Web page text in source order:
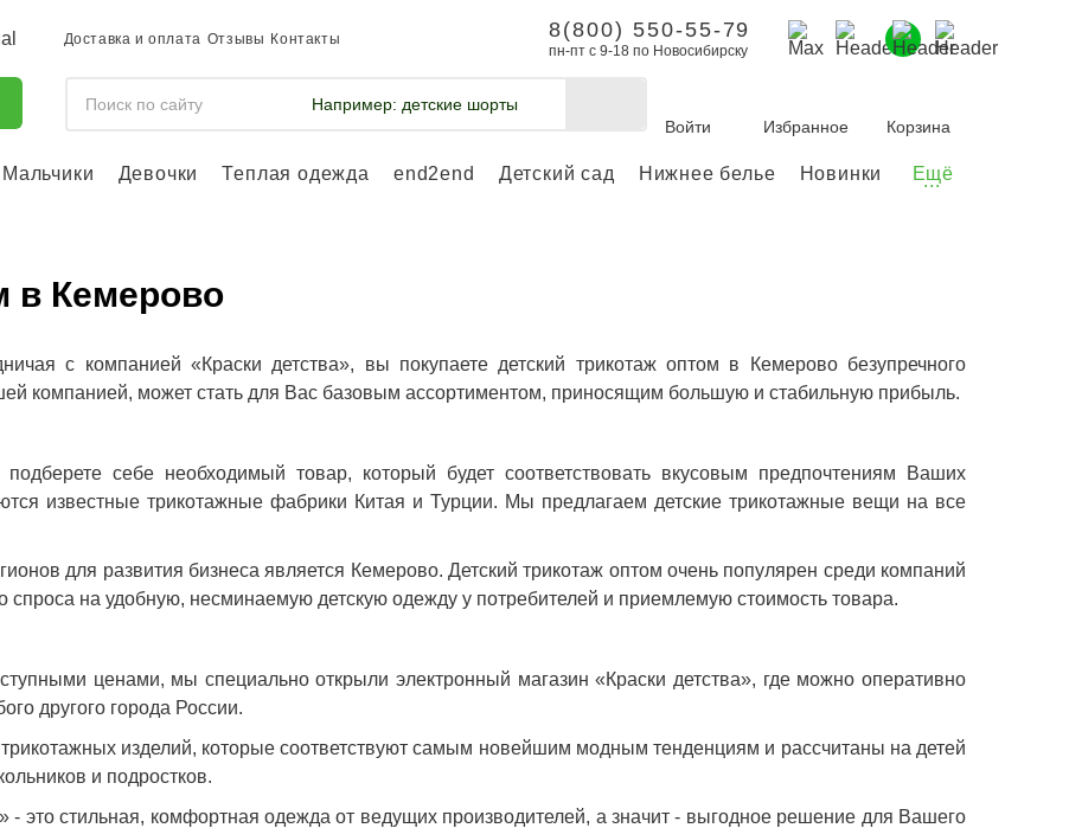
Доставка и оплата Отзывы Контакты 8(800) 550-55-79
пн-пт с 9-18 по Новосибирску
Например: детские шорты
Войти
Избранное Корзина
Мальчики Девочки Теплая одежда end2end Детский сад Нижнее белье Новинки Ещё
...
в Кемерово
с компанией «Краски детства», вы покупаете детский трикотаж оптом в Кемерово безупречного
компанией, может стать для Вас базовым ассортиментом, приносящим большую и стабильную прибыль.
себе необходимый товар, который будет соответствовать вкусовым предпочтениям Ваших
известные трикотажные фабрики Китая и Турции. Мы предлагаем детские трикотажные вещи на все
для развития бизнеса является Кемерово. Детский трикотаж оптом очень популярен среди компаний
спроса на удобную, несминаемую детскую одежду у потребителей и приемлемую стоимость товара.
ценами, мы специально открыли электронный магазин «Краски детства», где можно оперативно
другого города России.
изделий, которые соответствуют самым новейшим модным тенденциям и рассчитаны на детей
и подростков.
- это стильная, комфортная одежда от ведущих производителей, а значит - выгодное решение для Вашего